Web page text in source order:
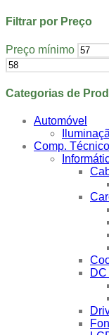
Filtrar por Preço
Preço mínimo
Categorias de
Automóvel
Comp.